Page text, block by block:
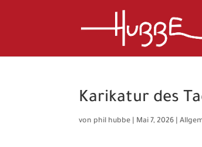
Karikatur des
von phil hubbe Mai 7, 2026 |